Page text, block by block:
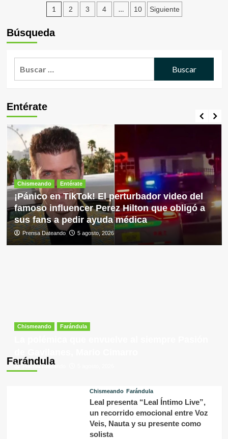
impulsada
por
Internacional
litigio:
Justicia
de
y
sellan
total
Paginación
de
1 2 3 4 … 10 Siguiente
Búsqueda
Entérate
Chismeando Entérate
¡Pánico en TikTok! El perturbador video del
famoso influencer Perez Hilton que obligó a
sus fans a pedir ayuda médica
Prensa Dateando 5 agosto, 2026
Farándula
Chismeando Farándula
Prensa Dateando
Chismeando Farándula
Leal presenta “Leal Íntimo Live”,
un recorrido emocional entre Voz
Veis, Nauta y su presente como
solista